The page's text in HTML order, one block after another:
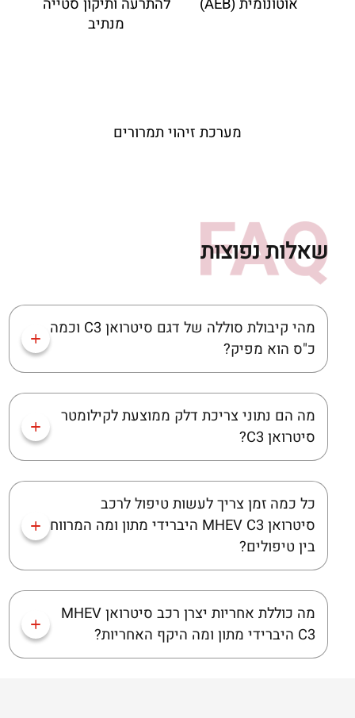
אוטונומית (AEB)
להתרעה ותיקון סטייה
מנתיב
מערכת זיהוי תמרורים
שאלות נפוצות
מהי קיבולת סוללה של דגם סיטרואן C3 וכמה
כ"ס הוא מפיק?
מה הם נתוני צריכת דלק ממוצעת לקילומטר
סיטרואן C3?
כל כמה זמן צריך לעשות טיפול לרכב
סיטרואן MHEV C3 היברידי מתון ומה המרווח
בין טיפולים?
מה כוללת אחריות יצרן רכב סיטרואן MHEV
C3 היברידי מתון ומה היקף האחריות?